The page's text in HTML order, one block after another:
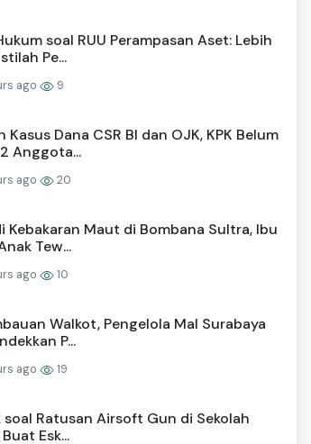
soal RUU Perampasan Aset: Lebih
Pe...
ago 9
Kasus Dana CSR BI dan OJK, KPK Belum
Anggota...
ago 20
Kebakaran Maut di Bombana Sultra, Ibu
Tew...
ago 10
Walkot, Pengelola Mal Surabaya
P...
ago 19
soal Ratusan Airsoft Gun di Sekolah
Esk...